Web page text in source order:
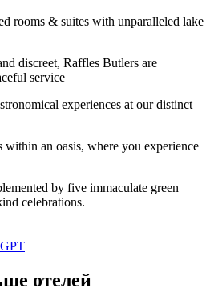
rooms & suites with unparalleled lake
discreet, Raffles Butlers are
service
experiences at our distinct
within an oasis, where you experience
by five immaculate green
celebrations.
отелей